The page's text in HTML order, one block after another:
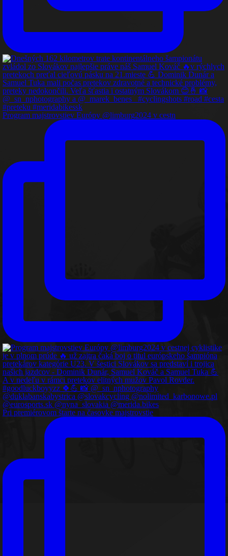
Program majstrovstiev Európy @limburg2024 v cestn
Pri premiérovom štarte na časovke majstrovstie